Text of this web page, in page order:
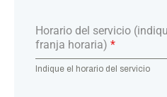
Horario del servicio
franja horaria) *
Indique el horario del servicio